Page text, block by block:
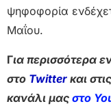
ψηφοφορία
Μαΐου.
Για περισσότερα
στο Twitter και στις
κανάλι μας στο